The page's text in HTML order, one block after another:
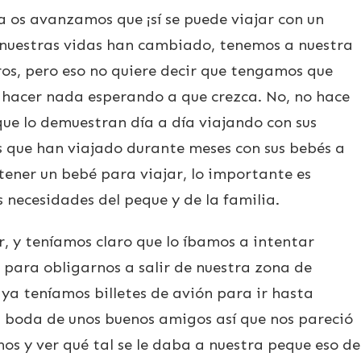
avanzamos que ¡sí se puede viajar con un
vidas han cambiado, tenemos a nuestra
pero eso no quiere decir que tengamos que
nada esperando a que crezca. No, no hace
lo demuestran día a día viajando con sus
han viajado durante meses con sus bebés a
un bebé para viajar, lo importante es
del peque y de la familia.
y teníamos claro que lo íbamos a intentar
obligarnos a salir de nuestra zona de
teníamos billetes de avión para ir hasta
de unos buenos amigos así que nos pareció
y ver qué tal se le daba a nuestra peque eso de